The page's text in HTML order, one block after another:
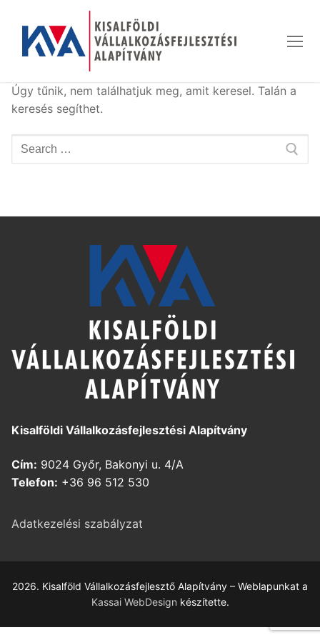
tartalomra
Úgy tűnik, nem találhatjuk meg, amit keresel. Talán a
keresés segíthet.
Keresése:
Kisalföldi Vállalkozásfejlesztési Alapítvány
Cím: 9024 Győr, Bakonyi u. 4/A
Telefon: +36 96 512 530
Adatkezelési szabályzat
2026. Kisalföld Vállalkozásfejlesztő Alapítvány – Weblapunkat a
Kassai WebDesign készítette.